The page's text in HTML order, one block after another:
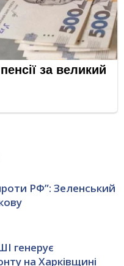
РФ”: Зеленський
генерує
на Харківщині